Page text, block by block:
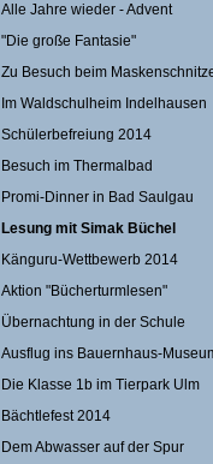
Alle Jahre wieder - Advent
"Die große Fantasie"
Zu Besuch beim
Im Waldschulheim Indelhausen
Schülerbefreiung 2014
Besuch im Thermalbad
Promi-Dinner in Bad Saulgau
Lesung mit Simak Büchel
Känguru-Wettbewerb 2014
Aktion "Bücherturmlesen"
Übernachtung in der Schule
Ausflug ins Bauernhaus-
Die Klasse 1b im Tierpark Ulm
Bächtlefest 2014
Dem Abwasser auf der Spur